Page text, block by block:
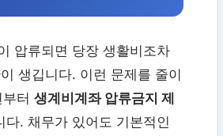
압류되면 당장 생활비조차
생깁니다. 이런 문제를 줄이
터 생계비계좌 압류금지 제
다. 채무가 있어도 기본적인